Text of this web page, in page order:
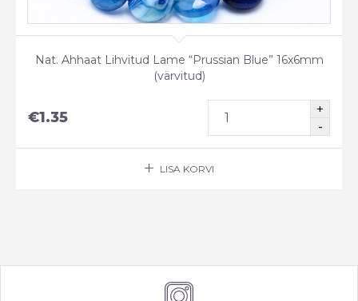
Nat. Ahhaat Lihvitud Lame “Prussian Blue” 16x6mm
(värvitud)
€1.35
LISA KORVI